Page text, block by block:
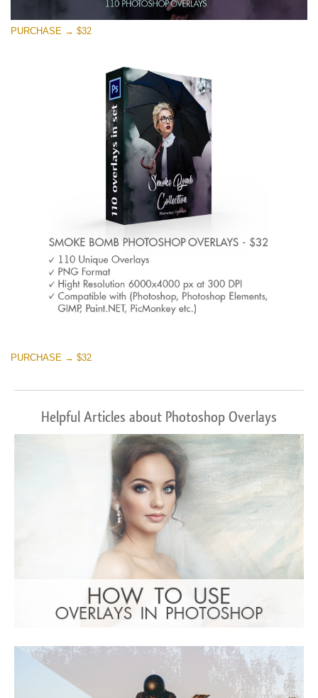
PURCHASE → $32
PURCHASE → $32
Helpful Articles about Photoshop Overlays